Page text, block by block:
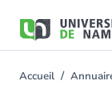
contenu
You
Accueil